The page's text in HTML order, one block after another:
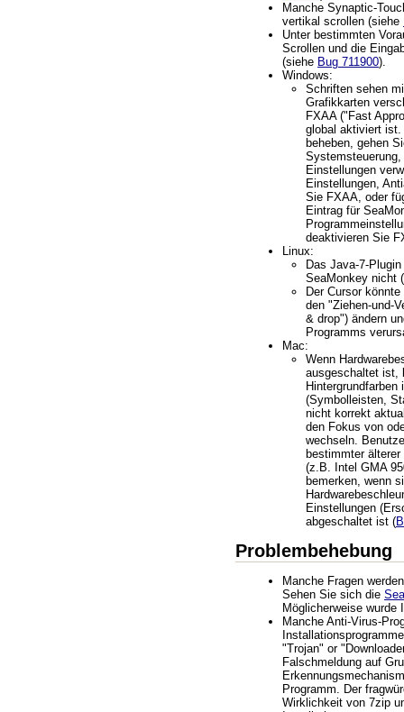
Manche Synaptic-
vertikal scrollen (siehe
Unter bestimmten
Scrollen und die
(siehe Bug 711900).
Windows:
Schriften sehen
Grafikkarten
FXAA ("Fast
global aktiviert
beheben, gehen
Einstellungen
Einstellungen,
Sie FXAA, oder
Eintrag für
deaktivieren Sie
Linux:
Das Java-7-
SeaMonkey nicht (
Der Cursor
den "Ziehen-und-
& drop") ändern
Programms
Mac:
Wenn
ausgeschaltet ist,
(Symbolleisten,
nicht korrekt
den Fokus von
wechseln.
bestimmter
(z.B. Intel GMA
bemerken, wenn
Einstellungen
abgeschaltet ist (
Problembehebung
Manche Fragen
Sehen Sie sich die
Möglicherweise
Manche Anti-Virus-
"Trojan" or
Falschmeldung auf
Programm. Der
Wirklichkeit von 7zip